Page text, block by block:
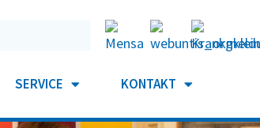
SERVICE KONTAKT